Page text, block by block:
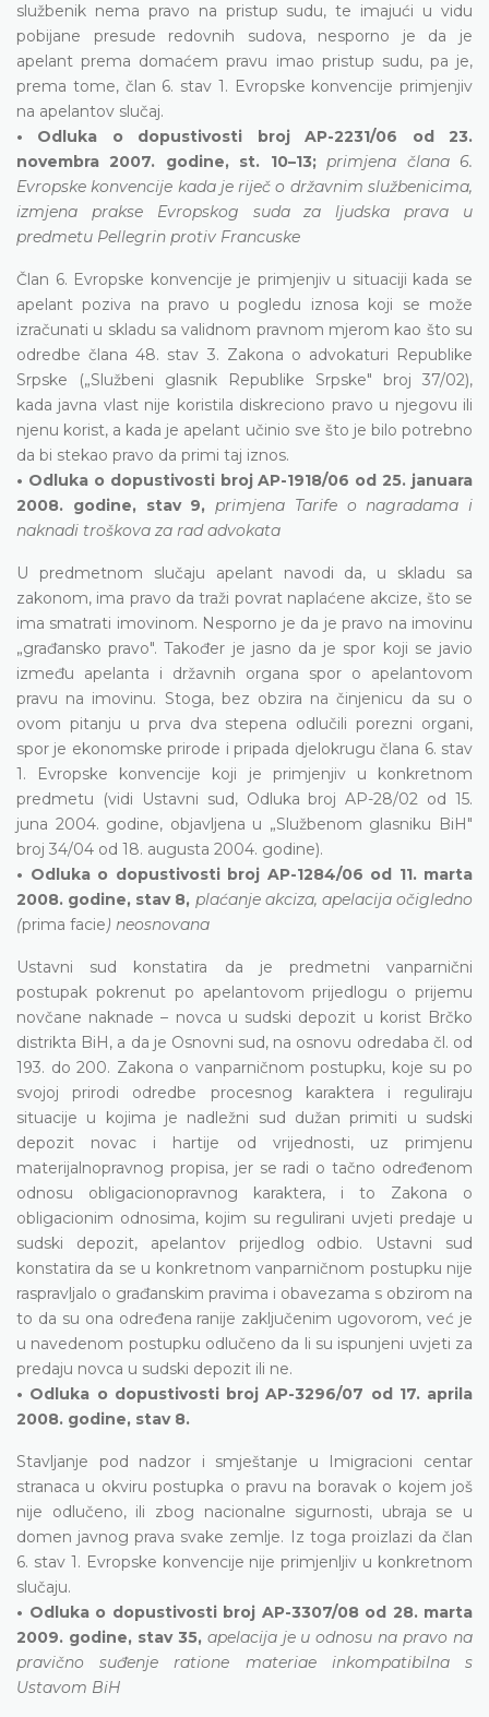
službenik nema pravo na pristup sudu, te imajući u vidu
pobijane presude redovnih sudova, nesporno je da je
apelant prema domaćem pravu imao pristup sudu, pa je,
prema tome, član 6. stav 1. Evropske konvencije primjenjiv
na apelantov slučaj.
• Odluka o dopustivosti broj AP-2231/06 od 23.
novembra 2007. godine, st. 10–13;primjena člana 6.
Evropske konvencije kada je riječ o državnim službenicima,
izmjena prakse Evropskog suda za ljudska prava u
predmetu Pellegrin protiv Francuske
Član 6. Evropske konvencije je primjenjiv u situaciji kada se
apelant poziva na pravo u pogledu iznosa koji se može
izračunati u skladu sa validnom pravnom mjerom kao što su
odredbe člana 48. stav 3. Zakona o advokaturi Republike
Srpske („Službeni glasnik Republike Srpske" broj 37/02),
kada javna vlast nije koristila diskreciono pravo u njegovu ili
njenu korist, a kada je apelant učinio sve što je bilo potrebno
da bi stekao pravo da primi taj iznos.
• Odluka o dopustivosti broj AP-1918/06 od 25. januara
2008. godine, stav 9, primjena Tarife o nagradama i
naknadi troškova za rad advokata
U predmetnom slučaju apelant navodi da, u skladu sa
zakonom, ima pravo da traži povrat naplaćene akcize, što se
ima smatrati imovinom. Nesporno je da je pravo na imovinu
„građansko pravo". Također je jasno da je spor koji se javio
između apelanta i državnih organa spor o apelantovom
pravu na imovinu. Stoga, bez obzira na činjenicu da su o
ovom pitanju u prva dva stepena odlučili porezni organi,
spor je ekonomske prirode i pripada djelokrugu člana 6. stav
1. Evropske konvencije koji je primjenjiv u konkretnom
predmetu (vidi Ustavni sud, Odluka broj AP-28/02 od 15.
juna 2004. godine, objavljena u „Službenom glasniku BiH"
broj 34/04 od 18. augusta 2004. godine).
• Odluka o dopustivosti broj AP-1284/06 od 11. marta
2008. godine, stav 8, plaćanje akciza, apelacija očigledno
(prima facie) neosnovana
Ustavni sud konstatira da je predmetni vanparnični
postupak pokrenut po apelantovom prijedlogu o prijemu
novčane naknade – novca u sudski depozit u korist Brčko
distrikta BiH, a da je Osnovni sud, na osnovu odredaba čl. od
193. do 200. Zakona o vanparničnom postupku, koje su po
svojoj prirodi odredbe procesnog karaktera i reguliraju
situacije u kojima je nadležni sud dužan primiti u sudski
depozit novac i hartije od vrijednosti, uz primjenu
materijalnopravnog propisa, jer se radi o tačno određenom
odnosu obligacionopravnog karaktera, i to Zakona o
obligacionim odnosima, kojim su regulirani uvjeti predaje u
sudski depozit, apelantov prijedlog odbio. Ustavni sud
konstatira da se u konkretnom vanparničnom postupku nije
raspravljalo o građanskim pravima i obavezama s obzirom na
to da su ona određena ranije zaključenim ugovorom, već je
u navedenom postupku odlučeno da li su ispunjeni uvjeti za
predaju novca u sudski depozit ili ne.
• Odluka o dopustivosti broj AP-3296/07 od 17. aprila
2008. godine, stav 8.
Stavljanje pod nadzor i smještanje u Imigracioni centar
stranaca u okviru postupka o pravu na boravak o kojem još
nije odlučeno, ili zbog nacionalne sigurnosti, ubraja se u
domen javnog prava svake zemlje. Iz toga proizlazi da član
6. stav 1. Evropske konvencije nije primjenljiv u konkretnom
slučaju.
• Odluka o dopustivosti broj AP-3307/08 od 28. marta
2009. godine, stav 35, apelacija je u odnosu na pravo na
pravično suđenje ratione materiae inkompatibilna s
Ustavom BiH